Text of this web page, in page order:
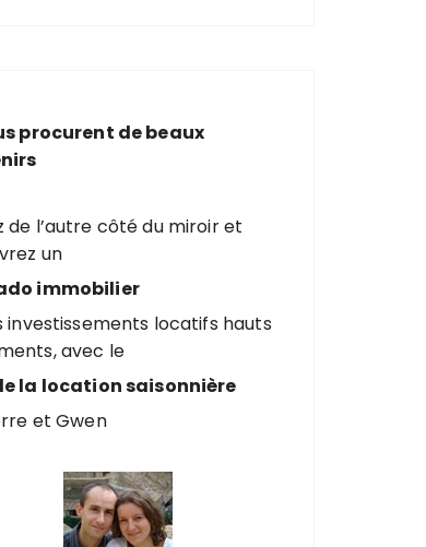
procurent de beaux
de l’autre côté du miroir et
un
immobilier
investissements locatifs hauts
avec le
la location saisonnière
et Gwen